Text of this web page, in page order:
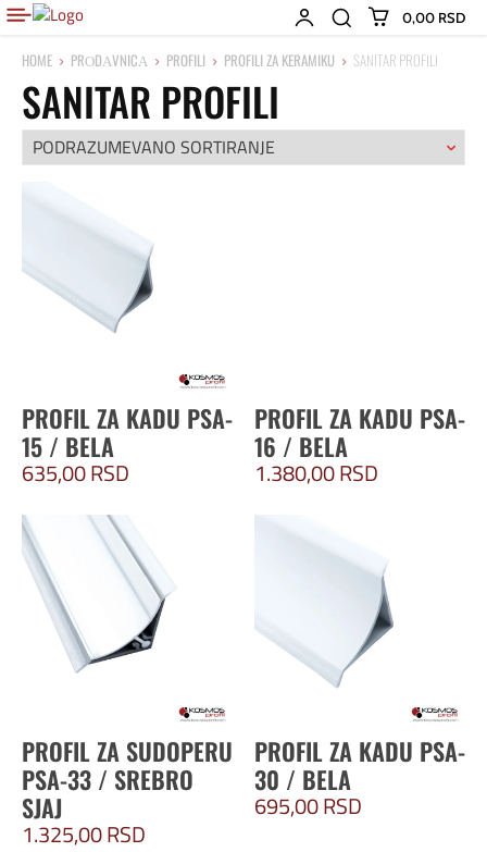
0,00 RSD
HOME PRОDАVNICА PROFILI PROFILI ZA KERAMIKU SANITAR PROFILI
SANITAR PROFILI
PROFIL ZA KADU PSA-
15 / BELA
635,00RSD
PROFIL ZA KADU PSA-
16 / BELA
1.380,00RSD
PROFIL ZA SUDOPERU
PSA-33 / SREBRO
SJAJ
1.325,00RSD
PROFIL ZA KADU PSA-
30 / BELA
695,00RSD